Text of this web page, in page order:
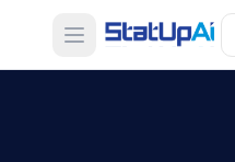
Open main menu